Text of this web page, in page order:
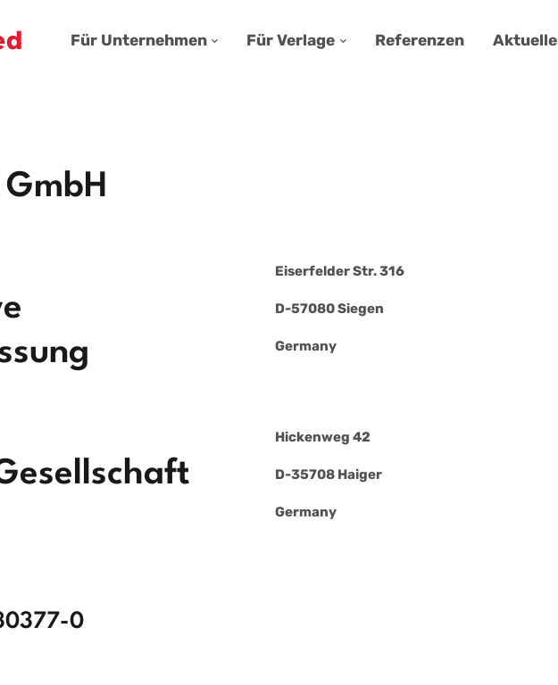
Für Unternehmen Für Verlage Referenzen
Eiserfelder Str. 316
D-57080 Siegen
Germany
Hickenweg 42
D-35708 Haiger
Germany
0